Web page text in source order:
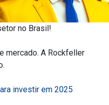
no Brasil!
mercado. A Rockfeller
investir em 2025